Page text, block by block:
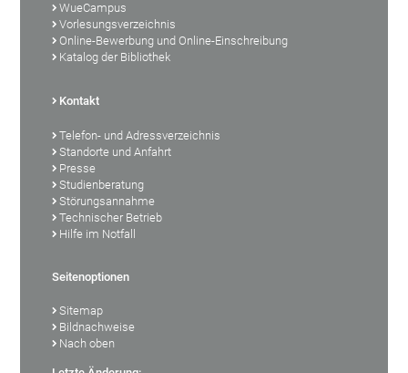
WueCampus
Vorlesungsverzeichnis
Online-Bewerbung und Online-Einschreibung
Katalog der Bibliothek
Kontakt
Telefon- und Adressverzeichnis
Standorte und Anfahrt
Presse
Studienberatung
Störungsannahme
Technischer Betrieb
Hilfe im Notfall
Seitenoptionen
Sitemap
Bildnachweise
Nach oben